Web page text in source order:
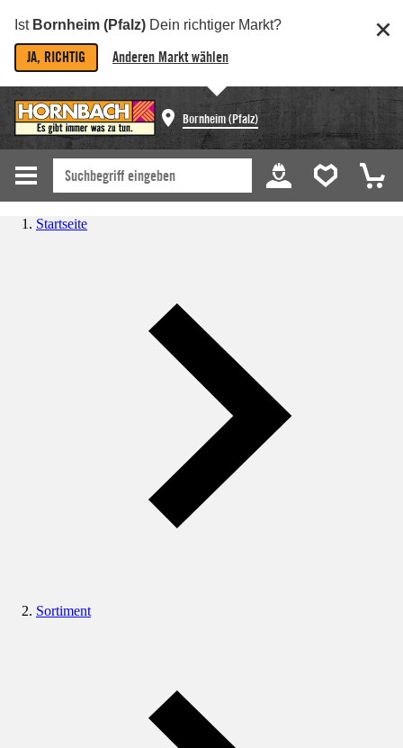
Ist Bornheim (Pfalz) Dein richtiger Markt?
JA, RICHTIG Anderen Markt wählen
Bornheim (Pfalz)
Startseite
Sortiment